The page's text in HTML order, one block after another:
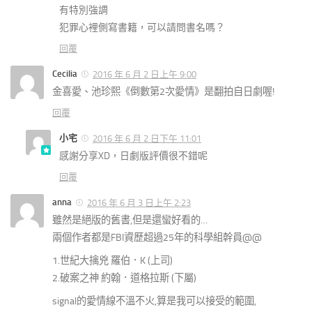
有特別強調
犯罪心裡側寫書籍，可以請問書名嗎？
回覆
Cecilia 2016 年 6 月 2 日上午 9:00
金喜愛、池珍熙《倒數第2次愛情》是翻拍自日劇喔!
回覆
小宅 2016 年 6 月 2 日下午 11:01
感謝分享XD，日劇版評價很不錯呢
回覆
anna 2016 年 6 月 3 日上午 2:23
雖然是絕版的舊書,但是還蠻好看的…
兩個作者都是FBI資歷超過25年的科學組幹員@@
1.世紀大擒兇 羅伯．K (上司)
2.破案之神 約翰．道格拉斯 (下屬)
signal的愛情線不溫不火,算是我可以接受的範圍,